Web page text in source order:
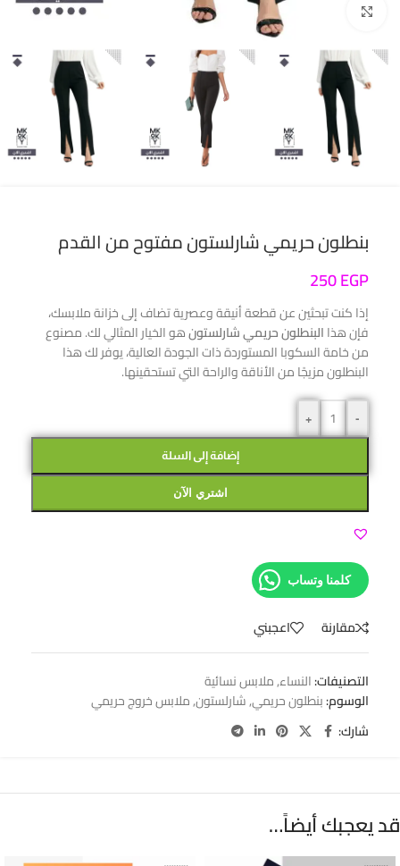
بنطلون حريمي شارلستون مفتوح من القدم
250EGP
إذا كنت تبحثين عن قطعة أنيقة وعصرية تضاف إلى خزانة ملابسك،
فإن هذاالبنطلون حريمي شارلستونهو الخيار المثالي لك. مصنوع
من خامة السكوبا المستوردة ذات الجودة العالية، يوفر لك هذا
البنطلون مزيجًا من الأناقة والراحة التي تستحقينها.
-
+
إضافة إلى السلة
اشتري الآن
كلمنا وتساب
مقارنة اعجبني
التصنيفات:النساء,ملابس نسائية
الوسوم:بنطلون حريمي,شارلستون,ملابس خروج حريمي
شارك:
قد يعجبك أيضاً…